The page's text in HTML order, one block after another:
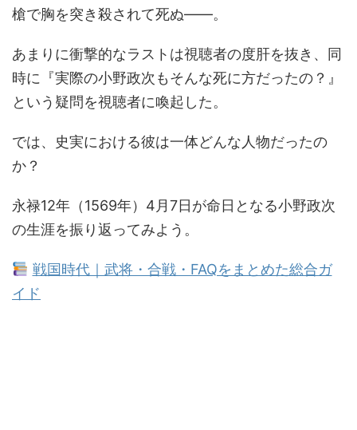
槍で胸を突き殺されて死ぬ――。
あまりに衝撃的なラストは視聴者の度肝を抜き、同
時に『実際の小野政次もそんな死に方だったの？』
という疑問を視聴者に喚起した。
では、史実における彼は一体どんな人物だったの
か？
永禄12年（1569年）4月7日が命日となる小野政次
の生涯を振り返ってみよう。
戦国時代｜武将・合戦・FAQをまとめた総合ガ
イド